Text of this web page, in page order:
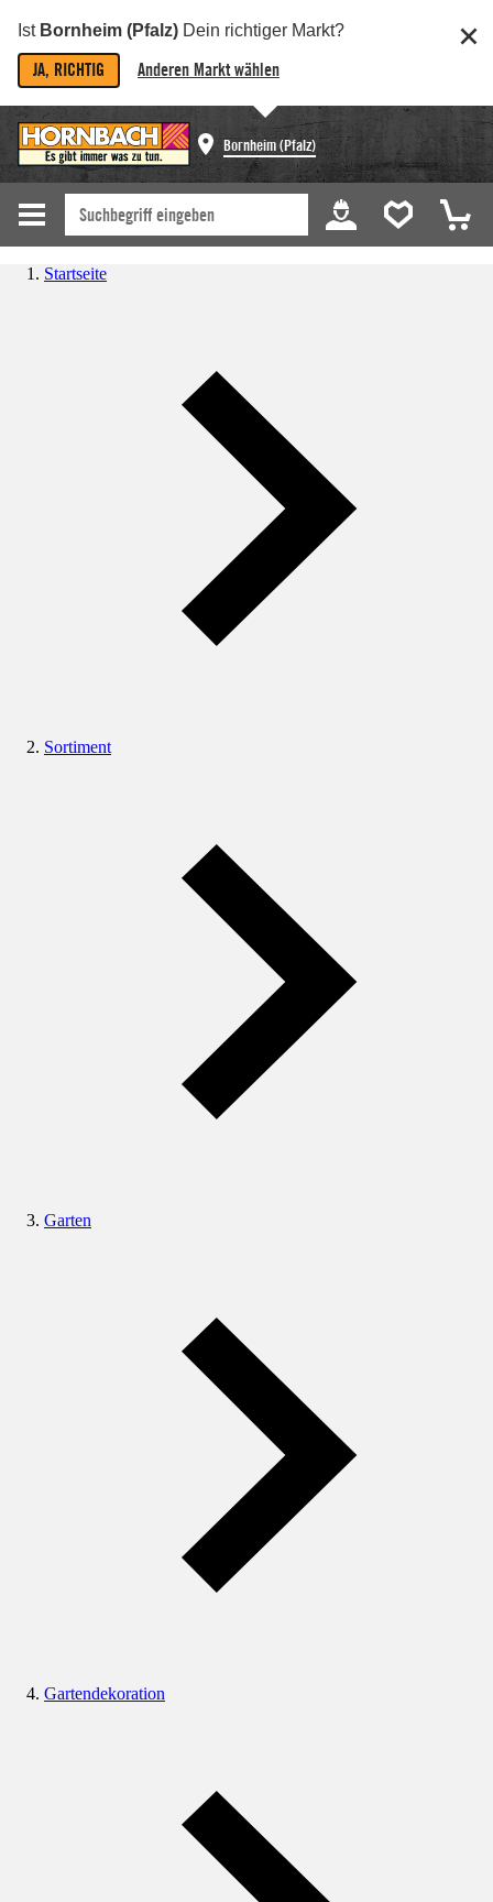
Ist Bornheim (Pfalz) Dein richtiger Markt?
JA, RICHTIG Anderen Markt wählen
Bornheim (Pfalz)
Startseite
Sortiment
Garten
Gartendekoration